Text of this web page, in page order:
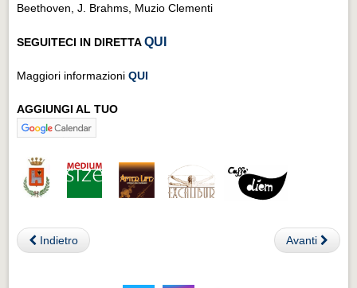
Beethoven, J. Brahms, Muzio Clementi
SEGUITECI IN DIRETTAQUI
Maggiori informazioni QUI
AGGIUNGI AL TUO
Indietro Avanti